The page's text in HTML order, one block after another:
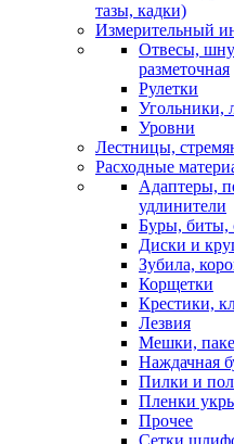
тазы, кадки)
Измерительный
Отвесы,
разметочная
Рулетки
Угольники,
Уровни
Лестницы,
Расходные
Адаптеры,
удлинители
Буры, биты,
Диски и
Зубила,
Корщетки
Крестики,
Лезвия
Мешки,
Наждачная
Пилки и
Пленки
Прочее
Сетки